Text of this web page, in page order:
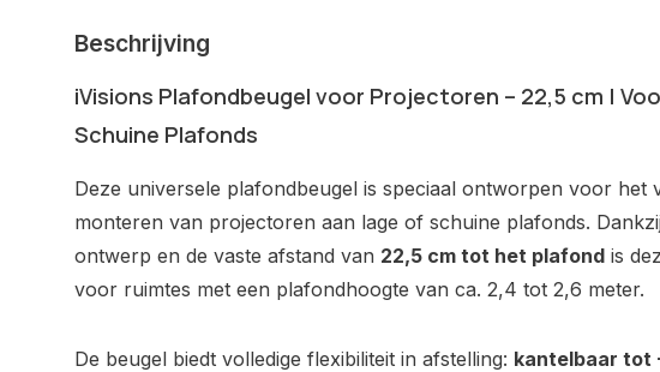
Beschrijving
iVisions Plafondbeugel voor Projectoren – 22,5 cm |
Schuine Plafonds
Deze universele plafondbeugel is speciaal ontworpen voor het
monteren van projectoren aan lage of schuine plafonds.
ontwerp en de vaste afstand van 22,5 cm tot het plafond is
voor ruimtes met een plafondhoogte van ca. 2,4 tot 2,6 meter.
De beugel biedt volledige flexibiliteit in afstelling: kantelbaar tot